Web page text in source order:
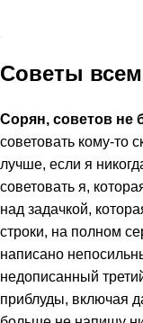
Советы
Сорян, советов не
советовать кому-то
лучше, если я
советовать я,
над задачкой,
строки, на полном
написано
недописанный
приблуды, включая